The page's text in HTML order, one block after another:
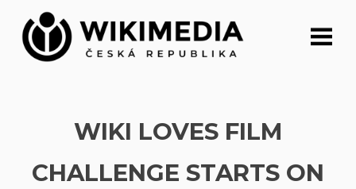
content
WIKI LOVES FILM
CHALLENGE STARTS ON